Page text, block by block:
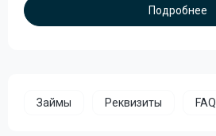
Подробнее
Займы Реквизиты FAQ